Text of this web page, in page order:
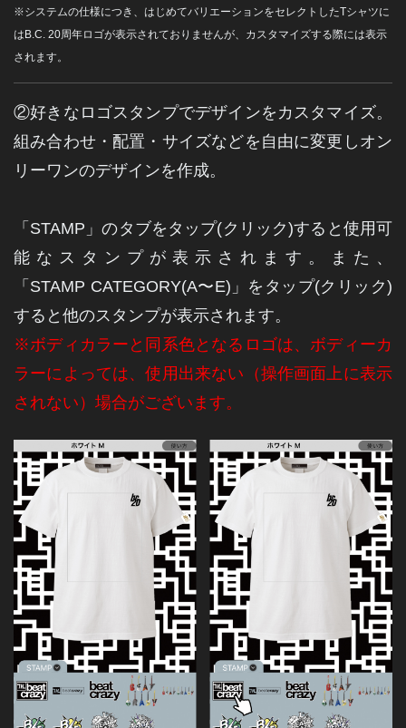
※システムの仕様につき、はじめてバリエーションをセレクトしたTシャツに
はB.C. 20周年ロゴが表示されておりませんが、カスタマイズする際には表示
されます。
②好きなロゴスタンプでデザインをカスタマイズ。
組み合わせ・配置・サイズなどを自由に変更しオン
リーワンのデザインを作成。
「STAMP」のタブをタップ(クリック)すると使用可
能なスタンプが表示されます。
また、
「 STAMP CATEGORY(A〜E)」を タップ(クリック)
すると他のスタンプが表示されます。
※ボディカラーと同系色となるロゴは、ボディーカ
ラーによっては、使用出来ない（操作画面上に表示
されない）場合がございます。